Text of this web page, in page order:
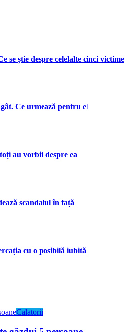
se știe despre celelalte cinci victime
Ce urmează pentru el
au vorbit despre ea
scandalul în față
cu o posibilă iubită
Calatorii